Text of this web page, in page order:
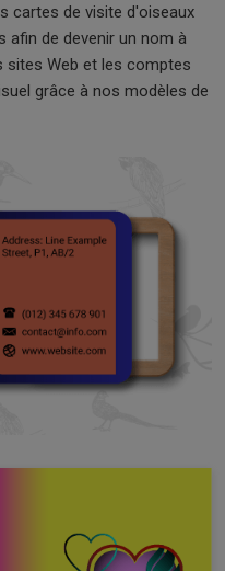
cartes de visite d'oiseaux
afin de devenir un nom à
sites Web et les comptes
grâce à nos modèles de